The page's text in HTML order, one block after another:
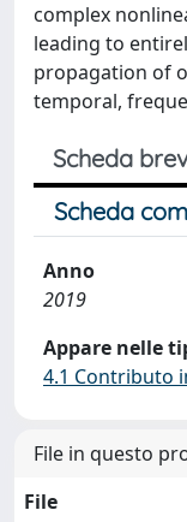
complex
leading to
propagation of
temporal,
Scheda
Scheda
Anno
2019
Appare nelle
4.1 Contributo
File in questo
File